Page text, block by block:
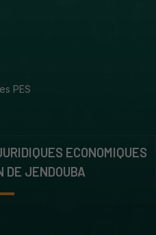
PES
ECONOMIQUES
DE JENDOUBA